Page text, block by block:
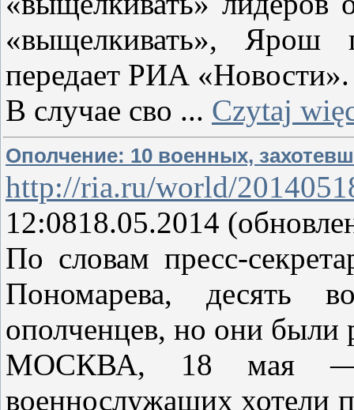
«выщелкивать», Ярош
передает РИА «Новости».
В случае сво ... Czytaj
Ополчение: 10 военных,
http://ria.ru/world/
12:0818.05.2014
По словам пресс-
Пономарева, десять
ополченцев, но они были
МОСКВА, 18 мая —
военнослужащих хотели